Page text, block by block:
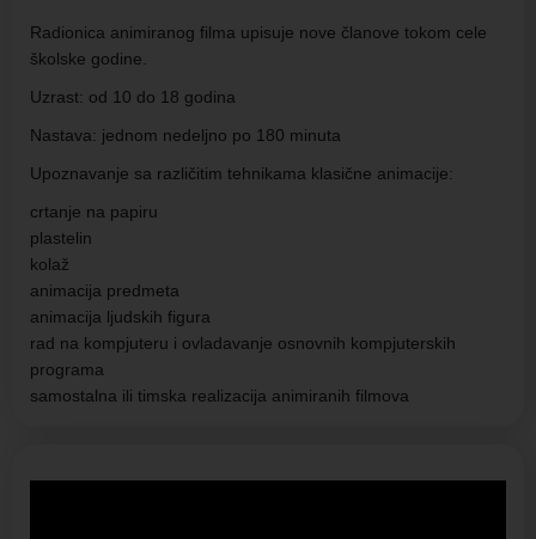
Radionica animiranog filma upisuje nove članove tokom cele
školske godine.
Uzrast: od 10 do 18 godina
Nastava: jednom nedeljno po 180 minuta
Upoznavanje sa različitim tehnikama klasične animacije:
crtanje na papiru
plastelin
kolaž
animacija predmeta
animacija ljudskih figura
rad na kompjuteru i ovladavanje osnovnih kompjuterskih
programa
samostalna ili timska realizacija animiranih filmova